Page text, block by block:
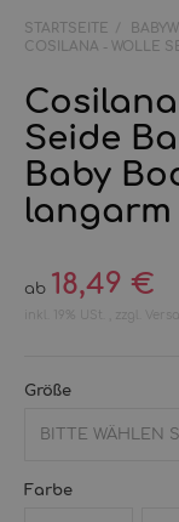
STARTSEITE
COSILANA - WOLLE
Seide
Baby
langarm
ab 18,49 €
inkl. 19% USt. , zzgl.
Größe
BITTE WÄHLEN
Farbe